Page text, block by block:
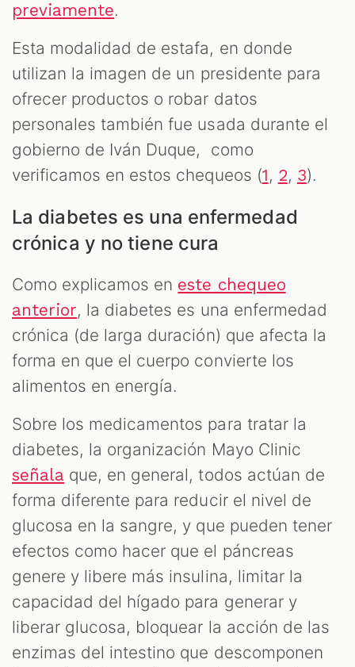
previamente.
Esta modalidad de estafa, en donde
utilizan la imagen de un presidente para
ofrecer productos o robar datos
personales también fue usada durante el
gobierno de Iván Duque, como
verificamos en estos chequeos (1, 2, 3).
La diabetes es una enfermedad
crónica y no tiene cura
Como explicamos en este chequeo
anterior, la diabetes es una enfermedad
crónica (de larga duración) que afecta la
forma en que el cuerpo convierte los
alimentos en energía.
Sobre los medicamentos para tratar la
diabetes, la organización Mayo Clinic
señala que, en general, todos actúan de
forma diferente para reducir el nivel de
glucosa en la sangre, y que pueden tener
efectos como hacer que el páncreas
genere y libere más insulina, limitar la
capacidad del hígado para generar y
liberar glucosa, bloquear la acción de las
enzimas del intestino que descomponen